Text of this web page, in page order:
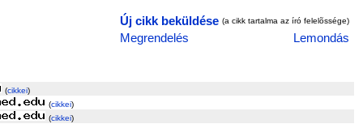
Új cikk beküldése (a cikk tartalma az író felelõssége)
Megrendelés Lemondás
(cikkei)
(cikkei)
(cikkei)